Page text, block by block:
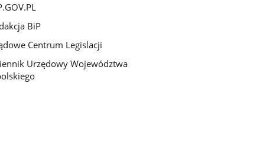
BiP
Centrum Legislacji
Urzędowy Województwa